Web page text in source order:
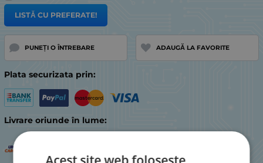
LISTĂ CU PREFERATE!
PUNEȚI O ÎNTREBARE ADAUGĂ LA FAVORITE
Plata securizata prin:
Livrare oriunde în lume: